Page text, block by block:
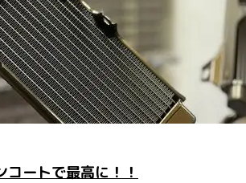
コートで最高に！！